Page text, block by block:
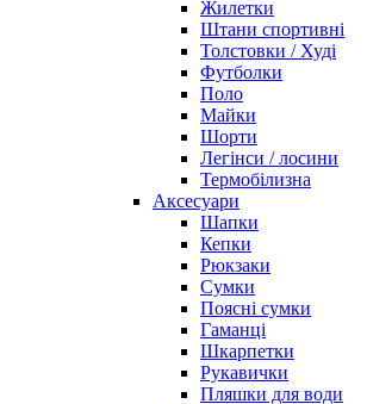
Жилетки
Штани спортивні
Толстовки / Худі
Футболки
Поло
Майки
Шорти
Легінси / лосини
Термобілизна
Аксесуари
Шапки
Кепки
Рюкзаки
Сумки
Поясні сумки
Гаманці
Шкарпетки
Рукавички
Пляшки для води